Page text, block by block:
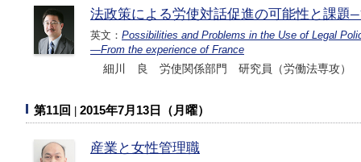
法政策による労使対話促進の可能性と課題─
英文： Possibilities and Problems in the Use of Legal
―From the experience of France
細川 良 労使関係部門 研究員（労働法専攻）
第11回 2015年7月13日（月曜）
産業と女性管理職